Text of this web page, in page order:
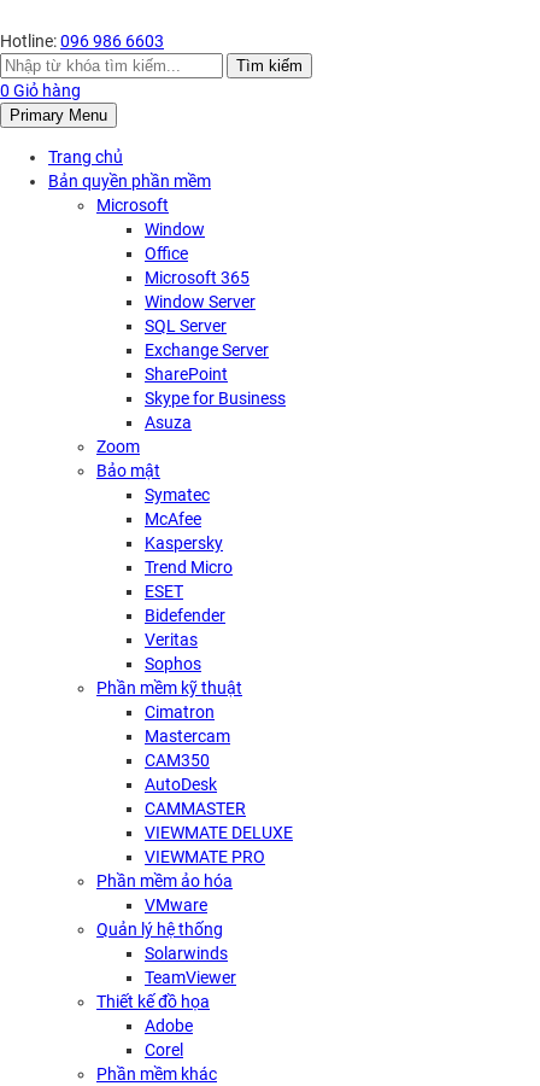
Hotline:096 986 6603
Search
for:
Tìm kiếm
0 Giỏ hàng
Primary Menu
Trang chủ
Bản quyền phần mềm
Microsoft
Window
Office
Microsoft 365
Window Server
SQL Server
Exchange Server
SharePoint
Skype for Business
Asuza
Zoom
Bảo mật
Symatec
McAfee
Kaspersky
Trend Micro
ESET
Bidefender
Veritas
Sophos
Phần mềm kỹ thuật
Cimatron
Mastercam
CAM350
AutoDesk
CAMMASTER
VIEWMATE DELUXE
VIEWMATE PRO
Phần mềm ảo hóa
VMware
Quản lý hệ thống
Solarwinds
TeamViewer
Thiết kế đồ họa
Adobe
Corel
Phần mềm khác